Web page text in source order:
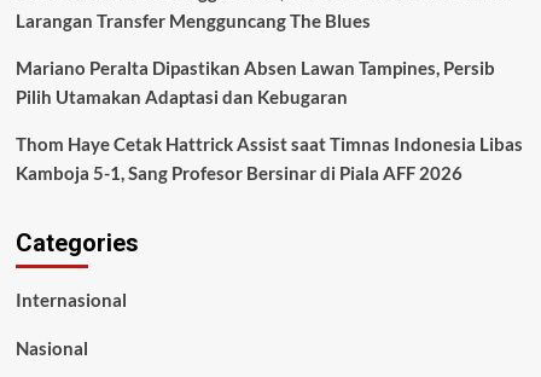
Larangan Transfer Mengguncang The Blues
Mariano Peralta Dipastikan Absen Lawan Tampines, Persib
Pilih Utamakan Adaptasi dan Kebugaran
Thom Haye Cetak Hattrick Assist saat Timnas Indonesia Libas
Kamboja 5-1, Sang Profesor Bersinar di Piala AFF 2026
Categories
Internasional
Nasional